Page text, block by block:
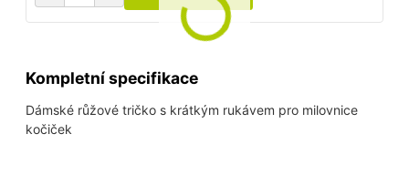
Kompletní specifikace
Dámské růžové tričko s krátkým rukávem pro milovnice
kočiček